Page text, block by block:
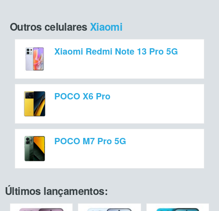
Outros celulares Xiaomi
Xiaomi Redmi Note 13 Pro 5G
POCO X6 Pro
POCO M7 Pro 5G
Últimos lançamentos: